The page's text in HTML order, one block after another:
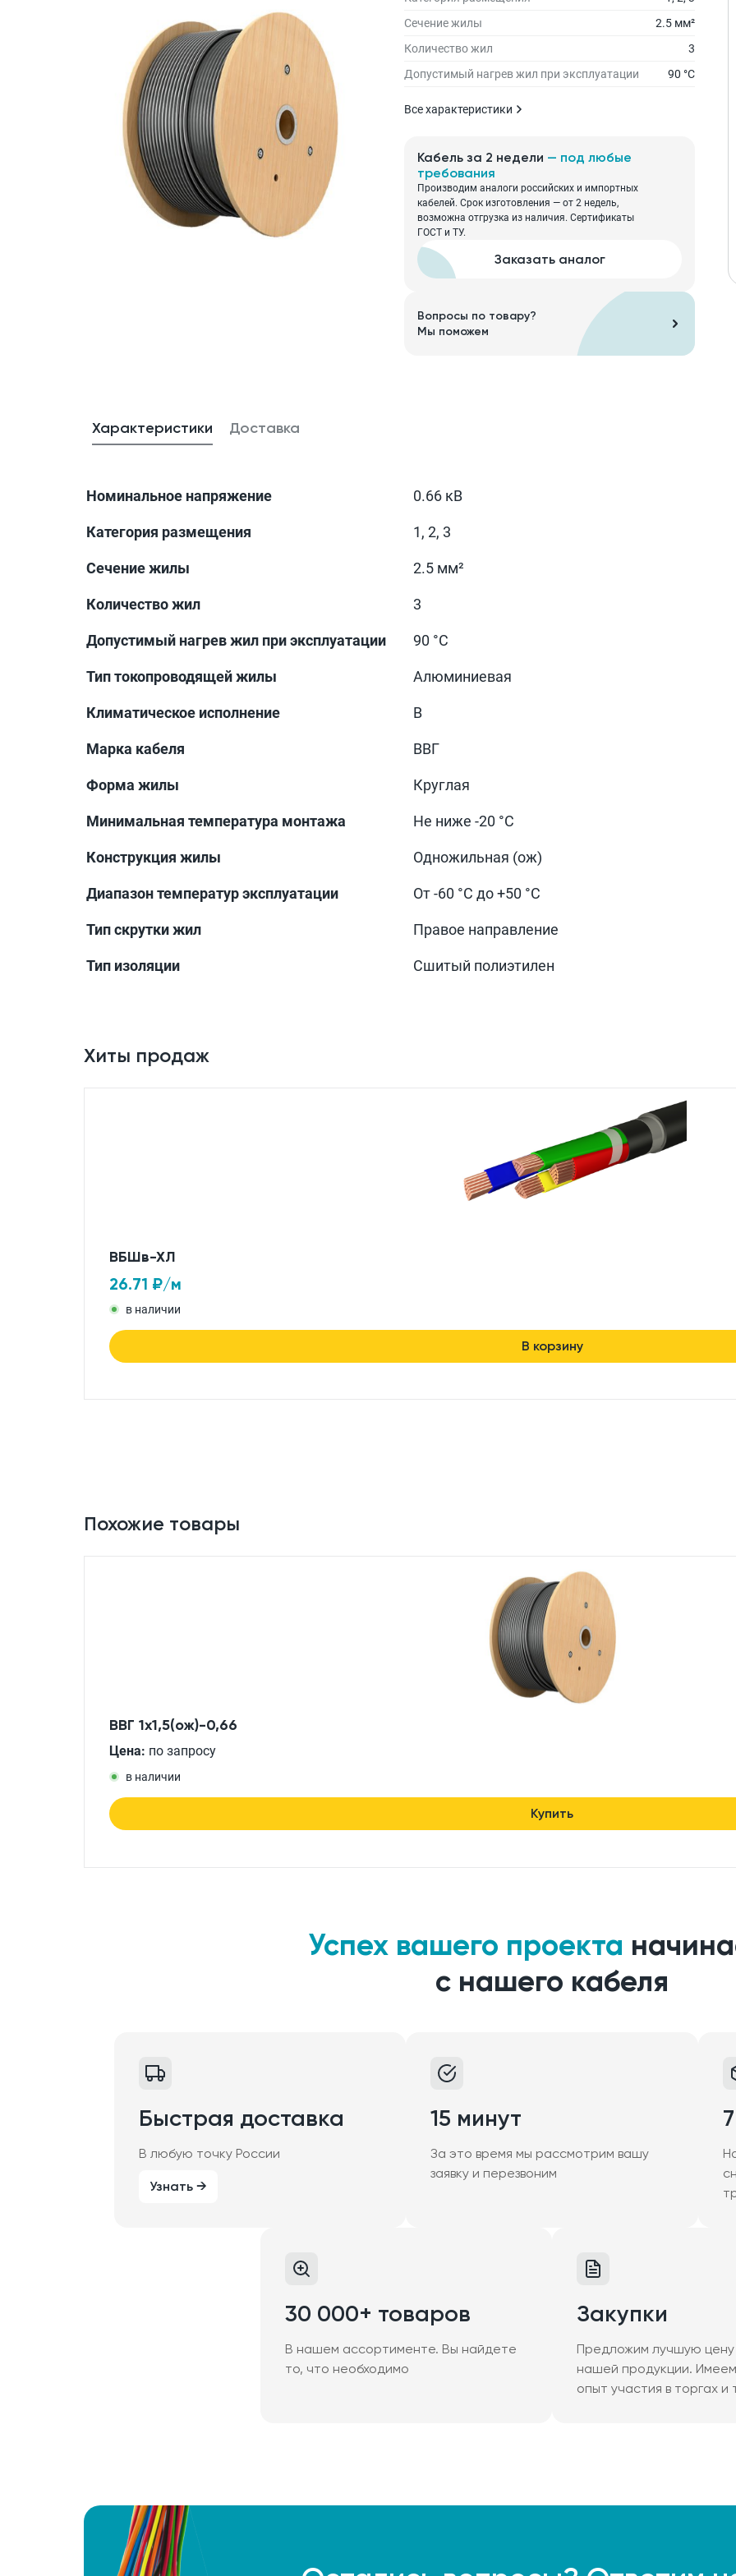
Сечение жилы
2.5 мм²
Количество жил
3
Допустимый нагрев жил при эксплуатации
90 °С
Все характеристики
Кабель за 2 недели — под любые
требования
Производим аналоги российских и импортных
кабелей. Срок изготовления — от 2 недель,
возможна отгрузка из наличия. Сертификаты
ГОСТ и ТУ.
Заказать аналог
Вопросы по товару?
Мы поможем
Характеристики Доставка
Номинальное напряжение 0.66 кВ
Категория размещения 1, 2, 3
Сечение жилы 2.5 мм²
Количество жил 3
Допустимый нагрев жил при эксплуатации 90 °С
Тип токопроводящей жилы Алюминиевая
Климатическое исполнение В
Марка кабеля ВВГ
Форма жилы Круглая
Минимальная температура монтажа Не ниже -20 °С
Конструкция жилы Одножильная (ож)
Диапазон температур эксплуатации От -60 °С до +50 °С
Тип скрутки жил Правое направление
Тип изоляции Сшитый полиэтилен
Хиты продаж
ВБШв-ХЛ
26.71 ₽/м
в наличии
В корзину
Похожие товары
ВВГ 1x1,5(ож)-0,66
Цена: по запросу
в наличии
Купить
Успех вашего проекта
с нашего кабеля
Быстрая доставка
В любую точку России
Узнать →
15 минут
За это время мы рассмотрим вашу
заявку и перезвоним
30 000+ товаров
В нашем ассортименте. Вы найдете
то, что необходимо
Закупки
Предложим лучшую цену
нашей продукции.
опыт участия в торгах и